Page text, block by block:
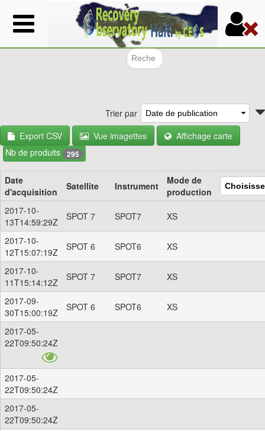
Aller
au
contenu
Trier par
Export CSV
Vue imagettes
Affichage carte
Nb de produits 295
Date
d'acquisition
Satellite Instrument
Mode de
production
2017-10-
13T14:59:29Z
SPOT 7 SPOT7 XS
2017-10-
12T15:07:19Z
SPOT 6 SPOT6 XS
2017-10-
11T15:14:12Z
SPOT 7 SPOT7 XS
2017-09-
30T15:00:19Z
SPOT 6 SPOT6 XS
2017-05-
22T09:50:24Z
2017-05-
22T09:50:24Z
2017-05-
22T09:50:24Z